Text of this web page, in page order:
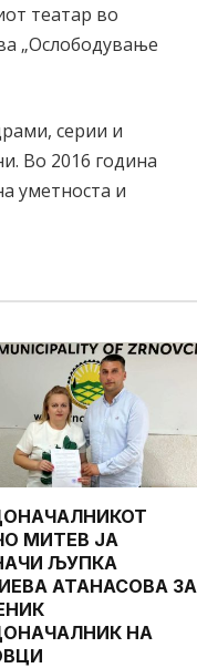
театар во
„Ослободување
серии и
Во 2016 година
уметноста и
МИТЕВ ЈА
ЉУПКА
АТАНАСОВА ЗА
НА